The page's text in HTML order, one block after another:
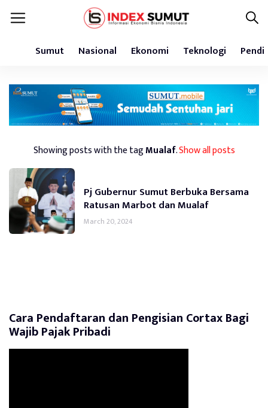
Sumut Nasional Ekonomi Teknologi
Showing posts with the tagMualaf.Show all posts
Pj Gubernur Sumut Berbuka Bersama
Ratusan Marbot dan Mualaf
March 20, 2024
Cara Pendaftaran dan Pengisian Cortax Bagi
Wajib Pajak Pribadi